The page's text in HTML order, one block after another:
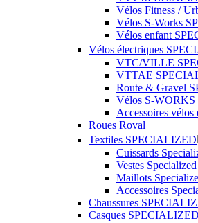
Vélos Fitness /
Vélos S-Works
Vélos enfant
Vélos électriques
VTC/VILLE
VTTAE
Route & Gravel
Vélos S-
Accessoires vélos
Roues Roval
Textiles SPECIALIZED
Cuissards
Vestes Specialized
Maillots
Accessoires
Chaussures
Casques SPECIALIZED